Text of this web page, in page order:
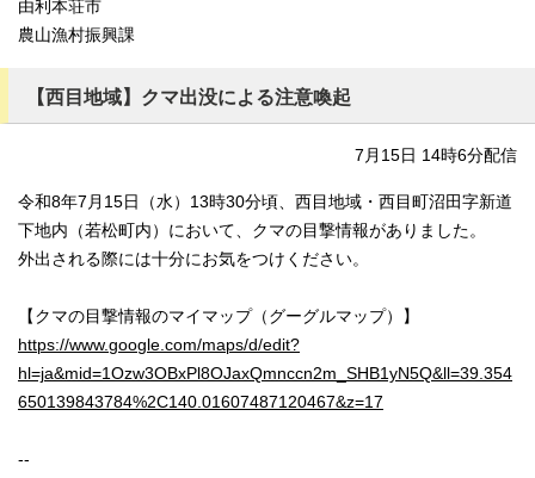
由利本荘市
農山漁村振興課
【西目地域】クマ出没による注意喚起
7月15日 14時6分配信
令和8年7月15日（水）13時30分頃、西目地域・西目町沼田字新道
下地内（若松町内）において、クマの目撃情報がありました。
外出される際には十分にお気をつけください。
【クマの目撃情報のマイマップ（グーグルマップ）】
https://www.google.com/maps/d/edit?
hl=ja&mid=1Ozw3OBxPl8OJaxQmnccn2m_SHB1yN5Q&ll=39.354
650139843784%2C140.01607487120467&z=17
--